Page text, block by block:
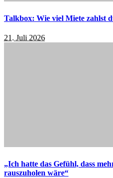
Talkbox: Wie viel Miete zahlst
21. Juli 2026
„Ich hatte das Gefühl, dass
rauszuholen wäre“